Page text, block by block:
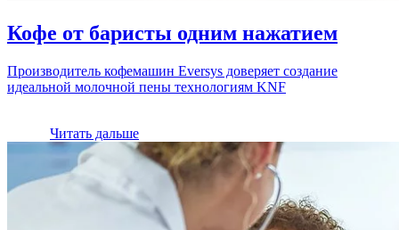
Кофе от баристы одним нажатием
Производитель кофемашин Eversys доверяет создание
идеальной молочной пены технологиям KNF
Читать дальше